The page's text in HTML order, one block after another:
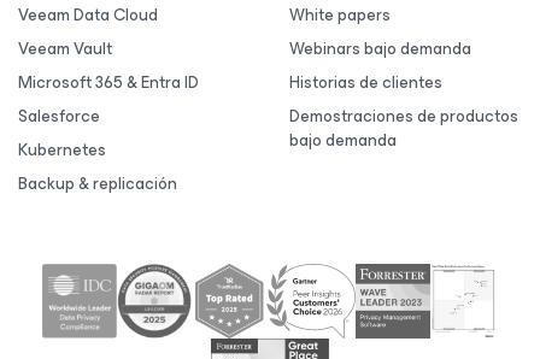
Veeam Data Cloud
Veeam Vault
Microsoft 365 & Entra ID
Salesforce
Kubernetes
Backup & replicación
White papers
Webinars bajo demanda
Historias de clientes
Demostraciones de productos
bajo demanda